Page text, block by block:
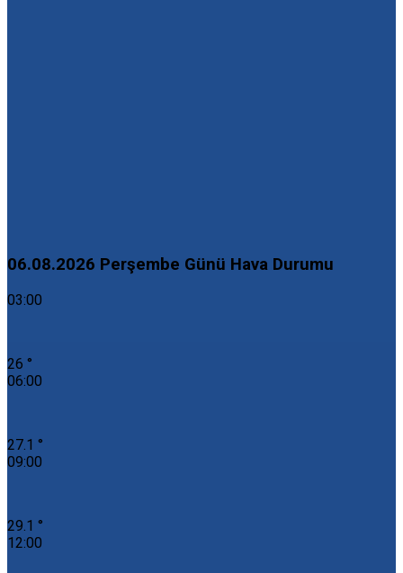
06.08.2026 Perşembe Günü Hava Durumu
03:00
26 °
06:00
27.1 °
09:00
29.1 °
12:00